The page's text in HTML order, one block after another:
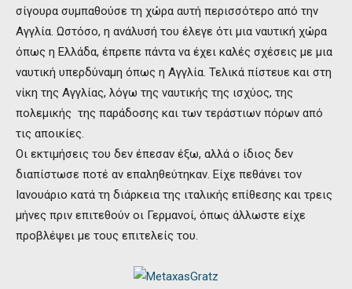
σίγουρα συμπαθούσε τη χώρα αυτή περισσότερο από την
Αγγλία. Ωστόσο, η ανάλυσή του έλεγε ότι μια ναυτική χώρα
όπως η Ελλάδα, έπρεπε πάντα να έχει καλές σχέσεις με μια
ναυτική υπερδύναμη όπως η Αγγλία. Τελικά πίστευε και στη
νίκη της Αγγλίας, λόγω της ναυτικής της ισχύος, της
πολεμικής της παράδοσης και των τεράστιων πόρων από
τις αποικίες.
Οι εκτιμήσεις του δεν έπεσαν έξω, αλλά ο ίδιος δεν
διαπίστωσε ποτέ αν επαληθεύτηκαν. Είχε πεθάνει τον
Ιανουάριο κατά τη διάρκεια της ιταλικής επίθεσης και τρεις
μήνες πριν επιτεθούν οι Γερμανοί, όπως άλλωστε είχε
προβλέψει με τους επιτελείς του.